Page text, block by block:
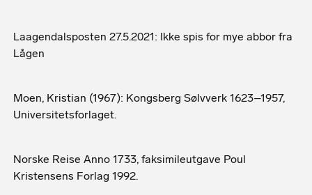
Laagendalsposten 27.5.2021: Ikke spis for mye abbor fra
Lågen
Moen, Kristian (1967): Kongsberg Sølvverk 1623–1957,
Universitetsforlaget.
Norske Reise Anno 1733, faksimileutgave Poul
Kristensens Forlag 1992.